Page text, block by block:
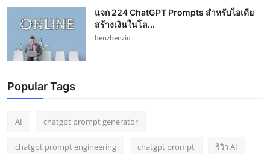
แจก 224 ChatGPT Prompts สำหรับไอเดีย
สร้างเงินในโล...
benzbenzio
Popular Tags
AI chatgpt prompt generator
chatgpt prompt engineering chatgpt prompt รีวิว AI